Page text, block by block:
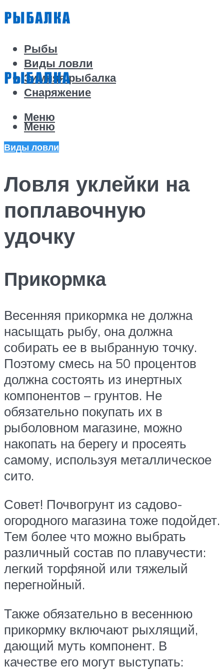
Рыбы
Виды ловли
Зимняя рыбалка
Снаряжение
Меню
Меню
Виды ловли
Ловля уклейки на
поплавочную
удочку
Прикормка
Весенняя прикормка не должна
насыщать рыбу, она должна
собирать ее в выбранную точку.
Поэтому смесь на 50 процентов
должна состоять из инертных
компонентов – грунтов. Не
обязательно покупать их в
рыболовном магазине, можно
накопать на берегу и просеять
самому, используя металлическое
сито.
Совет! Почвогрунт из садово-
огородного магазина тоже подойдет.
Тем более что можно выбрать
различный состав по плавучести:
легкий торфяной или тяжелый
перегнойный.
Также обязательно в весеннюю
прикормку включают рыхлящий,
дающий муть компонент. В
качестве его могут выступать: